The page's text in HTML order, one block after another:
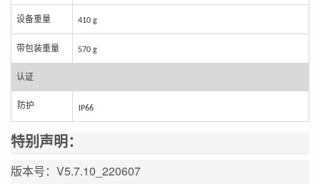
设备重量 410 g
带包装重量 570 g
认证
防护 IP66
特别声明：
版本号：V5.7.10_220607